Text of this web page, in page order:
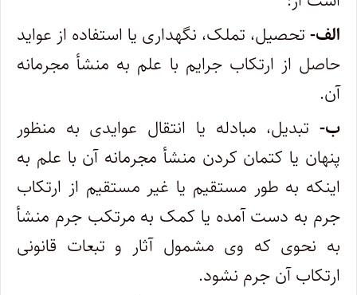
الف- تحصیل، تملک، نگهداری یا استفاده از عواید
حاصل از ارتکاب جرایم با علم به منشأ مجرمانه
آن.
ب- تبدیل، مبادله یا انتقال عوایدی به منظور
پنهان یا کتمان کردن منشأ مجرمانه آن با علم به
اینکه به طور مستقیم یا غیر مستقیم از ارتکاب
جرم به دست آمده یا کمک به مرتکب جرم منشأ
به نحوی که وی مشمول آثار و تبعات قانونی
ارتکاب آن جرم نشود.